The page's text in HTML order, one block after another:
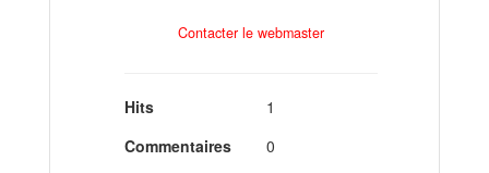
Contacter le webmaster
Hits
1
Commentaires
0